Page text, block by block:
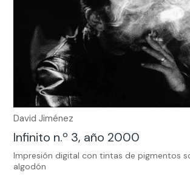
David Jiménez
Infinito n.º 3, año 2000
Impresión digital con tintas de pigmentos
algodón